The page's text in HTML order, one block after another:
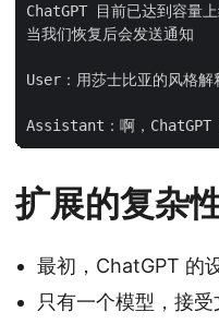
ChatGPT 目前已达到容量
当我们恢复后会发送通知
User：用莎士比亚的风格解
扩展的复杂
最初，ChatGPT 的
只有一个模型，接